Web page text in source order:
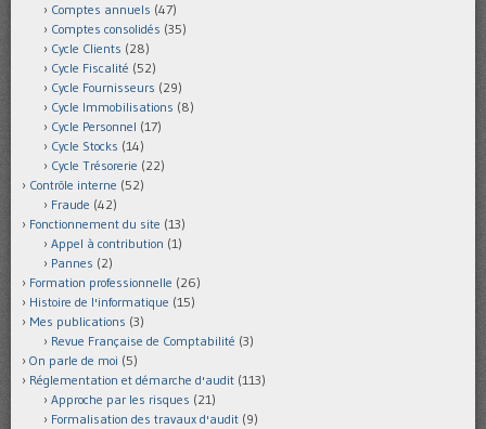
Comptes annuels (47)
Comptes consolidés (35)
Cycle Clients (28)
Cycle Fiscalité (52)
Cycle Fournisseurs (29)
Cycle Immobilisations (8)
Cycle Personnel (17)
Cycle Stocks (14)
Cycle Trésorerie (22)
Contrôle interne (52)
Fraude (42)
Fonctionnement du site (13)
Appel à contribution (1)
Pannes (2)
Formation professionnelle (26)
Histoire de l'informatique (15)
Mes publications (3)
Revue Française de Comptabilité (3)
On parle de moi (5)
Réglementation et démarche d'audit (113)
Approche par les risques (21)
Formalisation des travaux d'audit (9)